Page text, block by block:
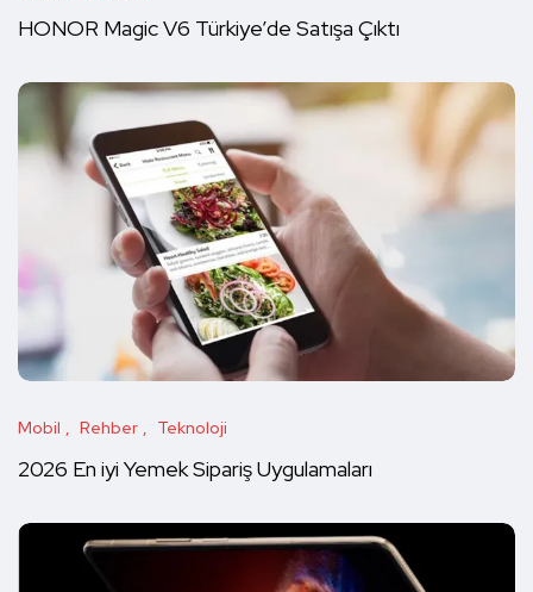
HONOR Magic V6 Türkiye’de Satışa Çıktı
Mobil Rehber Teknoloji
2026 En iyi Yemek Sipariş Uygulamaları